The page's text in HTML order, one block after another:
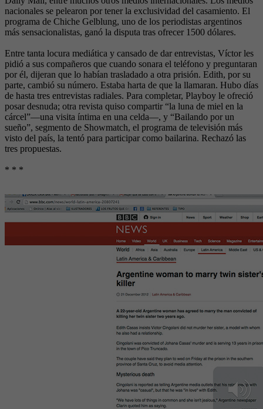
nacionales se pelearon por tener la exclusividad del casamiento. El
programa de Chiche Gelblung, uno de los periodistas argentinos
más sensacionalistas, ganó la disputa tras ofrecer 1500 dólares.
Entre tanta locura mediática y cansado de dar entrevistas, Víctor les
pidió a sus compañeros que cuando sonara el teléfono y preguntaran
por él, dijeran que lo habían trasladado a otra prisión. Edith, por su
parte, cambió su número. Estaba harta de que la llamaran. Hubo días
de hasta tres entrevistas radiales. Para completar, Playboy le ofreció
posar desnuda; otra revista quiso compartir “la luna de miel en la
cárcel”—una visita íntima en una celda—, y “Bailando por un
sueño”, segmento de Showmatch, el programa de televisión más
visto del país, la tentó para participar como bailarina. Rechazó las
tres propuestas.
* * *